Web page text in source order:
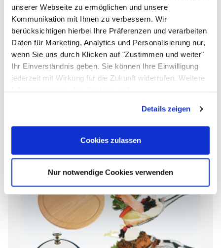
unserer Webseite zu ermöglichen und unsere
Kommunikation mit Ihnen zu verbessern. Wir
berücksichtigen hierbei Ihre Präferenzen und verarbeiten
Daten für Marketing, Analytics und Personalisierung nur,
wenn Sie uns durch Klicken auf "Zustimmen und weiter"
Ihr Einverständnis geben. Sie können Ihre Einwilligung
jederzeit mit Wirkung für die Zukunft widerrufen. Weitere
Details zeigen
Cookies zulassen
Nur notwendige Cookies verwenden